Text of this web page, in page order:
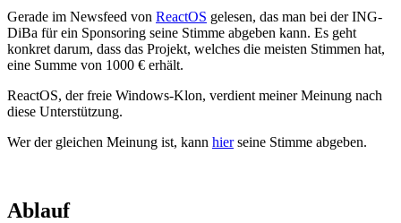
Gerade im Newsfeed von ReactOS gelesen, das man bei der ING-
DiBa für ein Sponsoring seine Stimme abgeben kann. Es geht
konkret darum, dass das Projekt, welches die meisten Stimmen hat,
eine Summe von 1000 € erhält.
ReactOS, der freie Windows-Klon, verdient meiner Meinung nach
diese Unterstützung.
Wer der gleichen Meinung ist, kann hierseine Stimme abgeben.
Ablauf